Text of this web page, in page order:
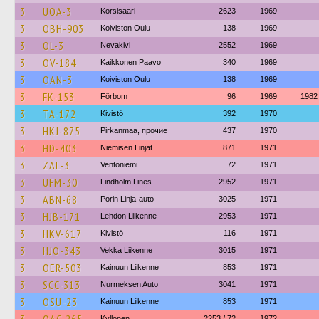
3 UOA-3 Korsisaari 2623 1969
3 OBH-903 Koiviston Oulu 138 1969
3 OL-3 Nevakivi 2552 1969
3 OV-184 Kaikkonen Paavo 340 1969
3 OAN-3 Koiviston Oulu 138 1969
3 FK-153 Förbom 96 1969 1982
3 TA-172 Kivistö 392 1970
3 HKJ-875 Pirkanmaa, прочие 437 1970
3 HD-403 Niemisen Linjat 871 1971
3 ZAL-3 Ventoniemi 72 1971
3 UFM-30 Lindholm Lines 2952 1971
3 ABN-68 Porin Linja-auto 3025 1971
3 HJB-171 Lehdon Liikenne 2953 1971
3 HKV-617 Kivistö 116 1971
3 HJO-343 Vekka Liikenne 3015 1971
3 OER-503 Kainuun Liikenne 853 1971
3 SCC-313 Nurmeksen Auto 3041 1971
3 OSU-23 Kainuun Liikenne 853 1971